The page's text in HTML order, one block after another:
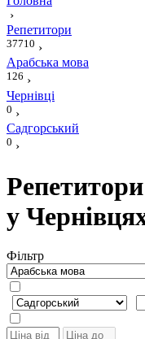
›
Репетитори
37710 ›
Арабська мова
126 ›
Чернівці
0 ›
Садгорський
0 ›
у
Фiльтр